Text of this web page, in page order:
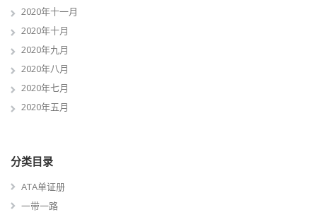
2020年十一月
2020年十月
2020年九月
2020年八月
2020年七月
2020年五月
分类目录
ATA单证册
一带一路